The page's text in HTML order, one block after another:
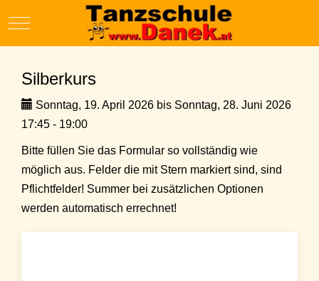
Mobile Menu Toggle
Silberkurs
Sonntag, 19. April 2026 bis Sonntag, 28. Juni 2026
17:45 - 19:00
Bitte füllen Sie das Formular so vollständig wie
möglich aus. Felder die mit Stern markiert sind, sind
Pflichtfelder! Summer bei zusätzlichen Optionen
werden automatisch errechnet!